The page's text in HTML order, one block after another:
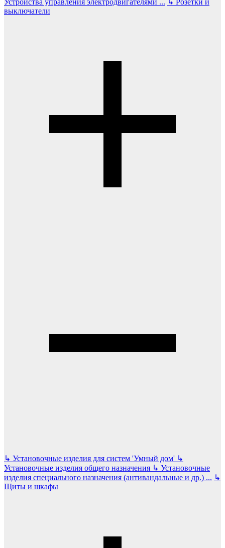
Устройства управления электродвигателями ... ↳ Розетки и
выключатели
↳ Установочные изделия для систем 'Умный дом' ↳
Установочные изделия общего назначения ↳ Установочные
изделия специального назначения (антивандальные и др.) ... ↳
Щиты и шкафы